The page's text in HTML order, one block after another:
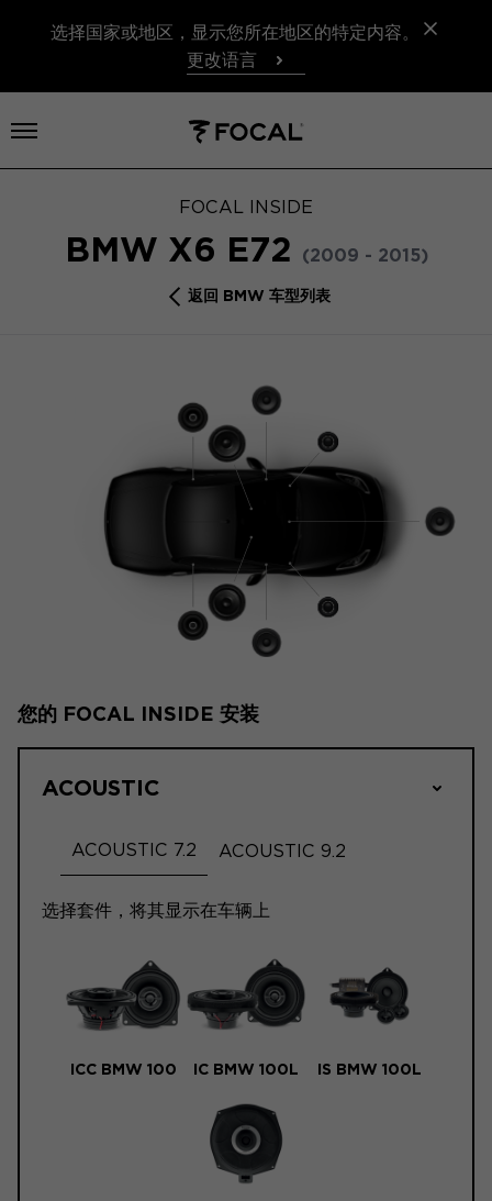
选择国家或地区，显示您所在地区的特定内容。
更改语言
打开菜单
FOCAL INSIDE
BMW X6 E72 (2009 - 2015)
返回 BMW 车型列表
您的 FOCAL INSIDE 安装
ACOUSTIC
ACOUSTIC 7.2 ACOUSTIC 9.2
选择套件，将其显示在车辆上
ICC BMW 100 IC BMW 100L IS BMW 100L